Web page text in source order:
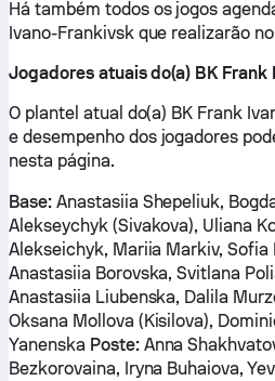
Há também todos os jogos
Ivano-Frankivsk que realizarão
Jogadores atuais do(a) BK
O plantel atual do(a) BK Frank
e desempenho dos jogadores
nesta página.
Base:Anastasiia Shepeliuk,
Alekseychyk (Sivakova), Uliana
Alekseichyk, Mariia Markiv, Sofia
Anastasiia Borovska, Svitlana
Anastasiia Liubenska, Dalila
Oksana Mollova (Kisilova),
Yanenska Poste:Anna
Bezkorovaina, Iryna Buhaiova,